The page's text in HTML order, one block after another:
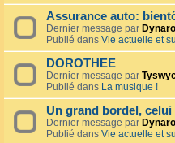
Assurance auto:
Dernier message par
Publié dans Vie actuelle et
DOROTHEE
Dernier message par
Publié dans La musique !
Un grand bordel,
Dernier message par
Publié dans Vie actuelle et